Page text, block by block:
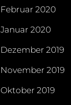
Februar 2020
Januar 2020
Dezember 2019
November 2019
Oktober 2019